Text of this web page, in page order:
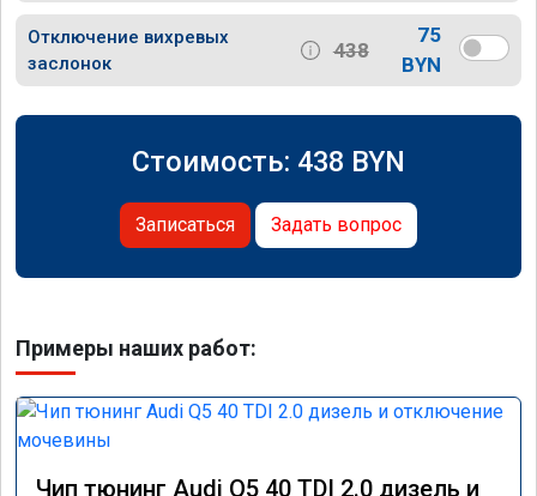
Отключение вихревых
заслонок
438
75
BYN
Стоимость: 438 BYN
Записаться Задать вопрос
Примеры наших работ:
Чип тюнинг Audi Q5 40 TDI 2.0 дизель и